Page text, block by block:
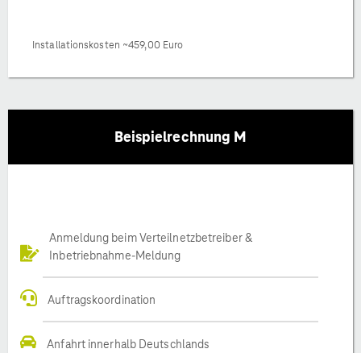
Installationskosten ~459,00 Euro
Beispielrechnung M
Anmeldung beim Verteilnetzbetreiber &
Inbetriebnahme-Meldung
Auftragskoordination
Anfahrt innerhalb Deutschlands